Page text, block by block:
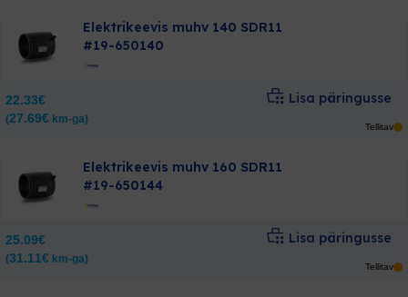
Elektrikeevis muhv 140 SDR11
#19-650140
22.33€
(27.69€ km-ga)
Lisa päringusse
Tellitav
Elektrikeevis muhv 160 SDR11
#19-650144
25.09€
(31.11€ km-ga)
Lisa päringusse
Tellitav